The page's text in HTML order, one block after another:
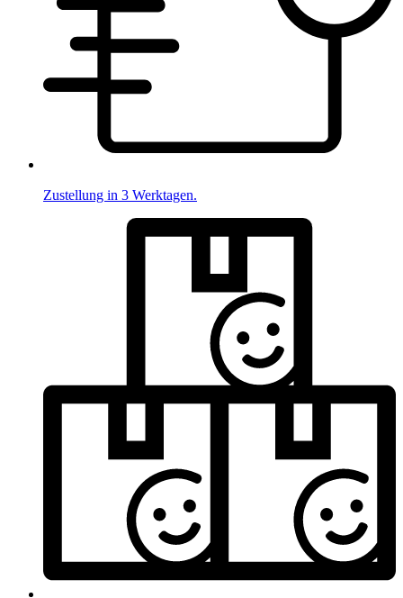
Zustellung in 3 Werktagen.